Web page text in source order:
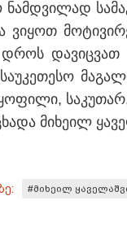
ვი­ყოთ
დროს
სა­კუ­თარ,
მი­ხე­ილ
#მიხეილ